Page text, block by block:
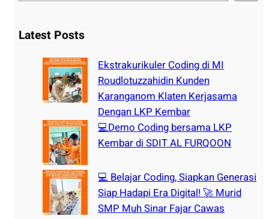
rLatest Posts
Ekstrakurikuler Coding di MI
Roudlotuzzahidin Kunden
Karanganom Klaten Kerjasama
Dengan LKP Kembar
💻Demo Coding bersama LKP
Kembar di SDIT AL FURQOON
💻 Belajar Coding, Siapkan Generasi
Siap Hadapi Era Digital! 🚀 Murid
SMP Muh Sinar Fajar Cawas